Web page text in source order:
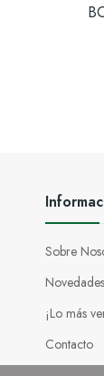
Sobre
Novedades
¡Lo más
Contacto